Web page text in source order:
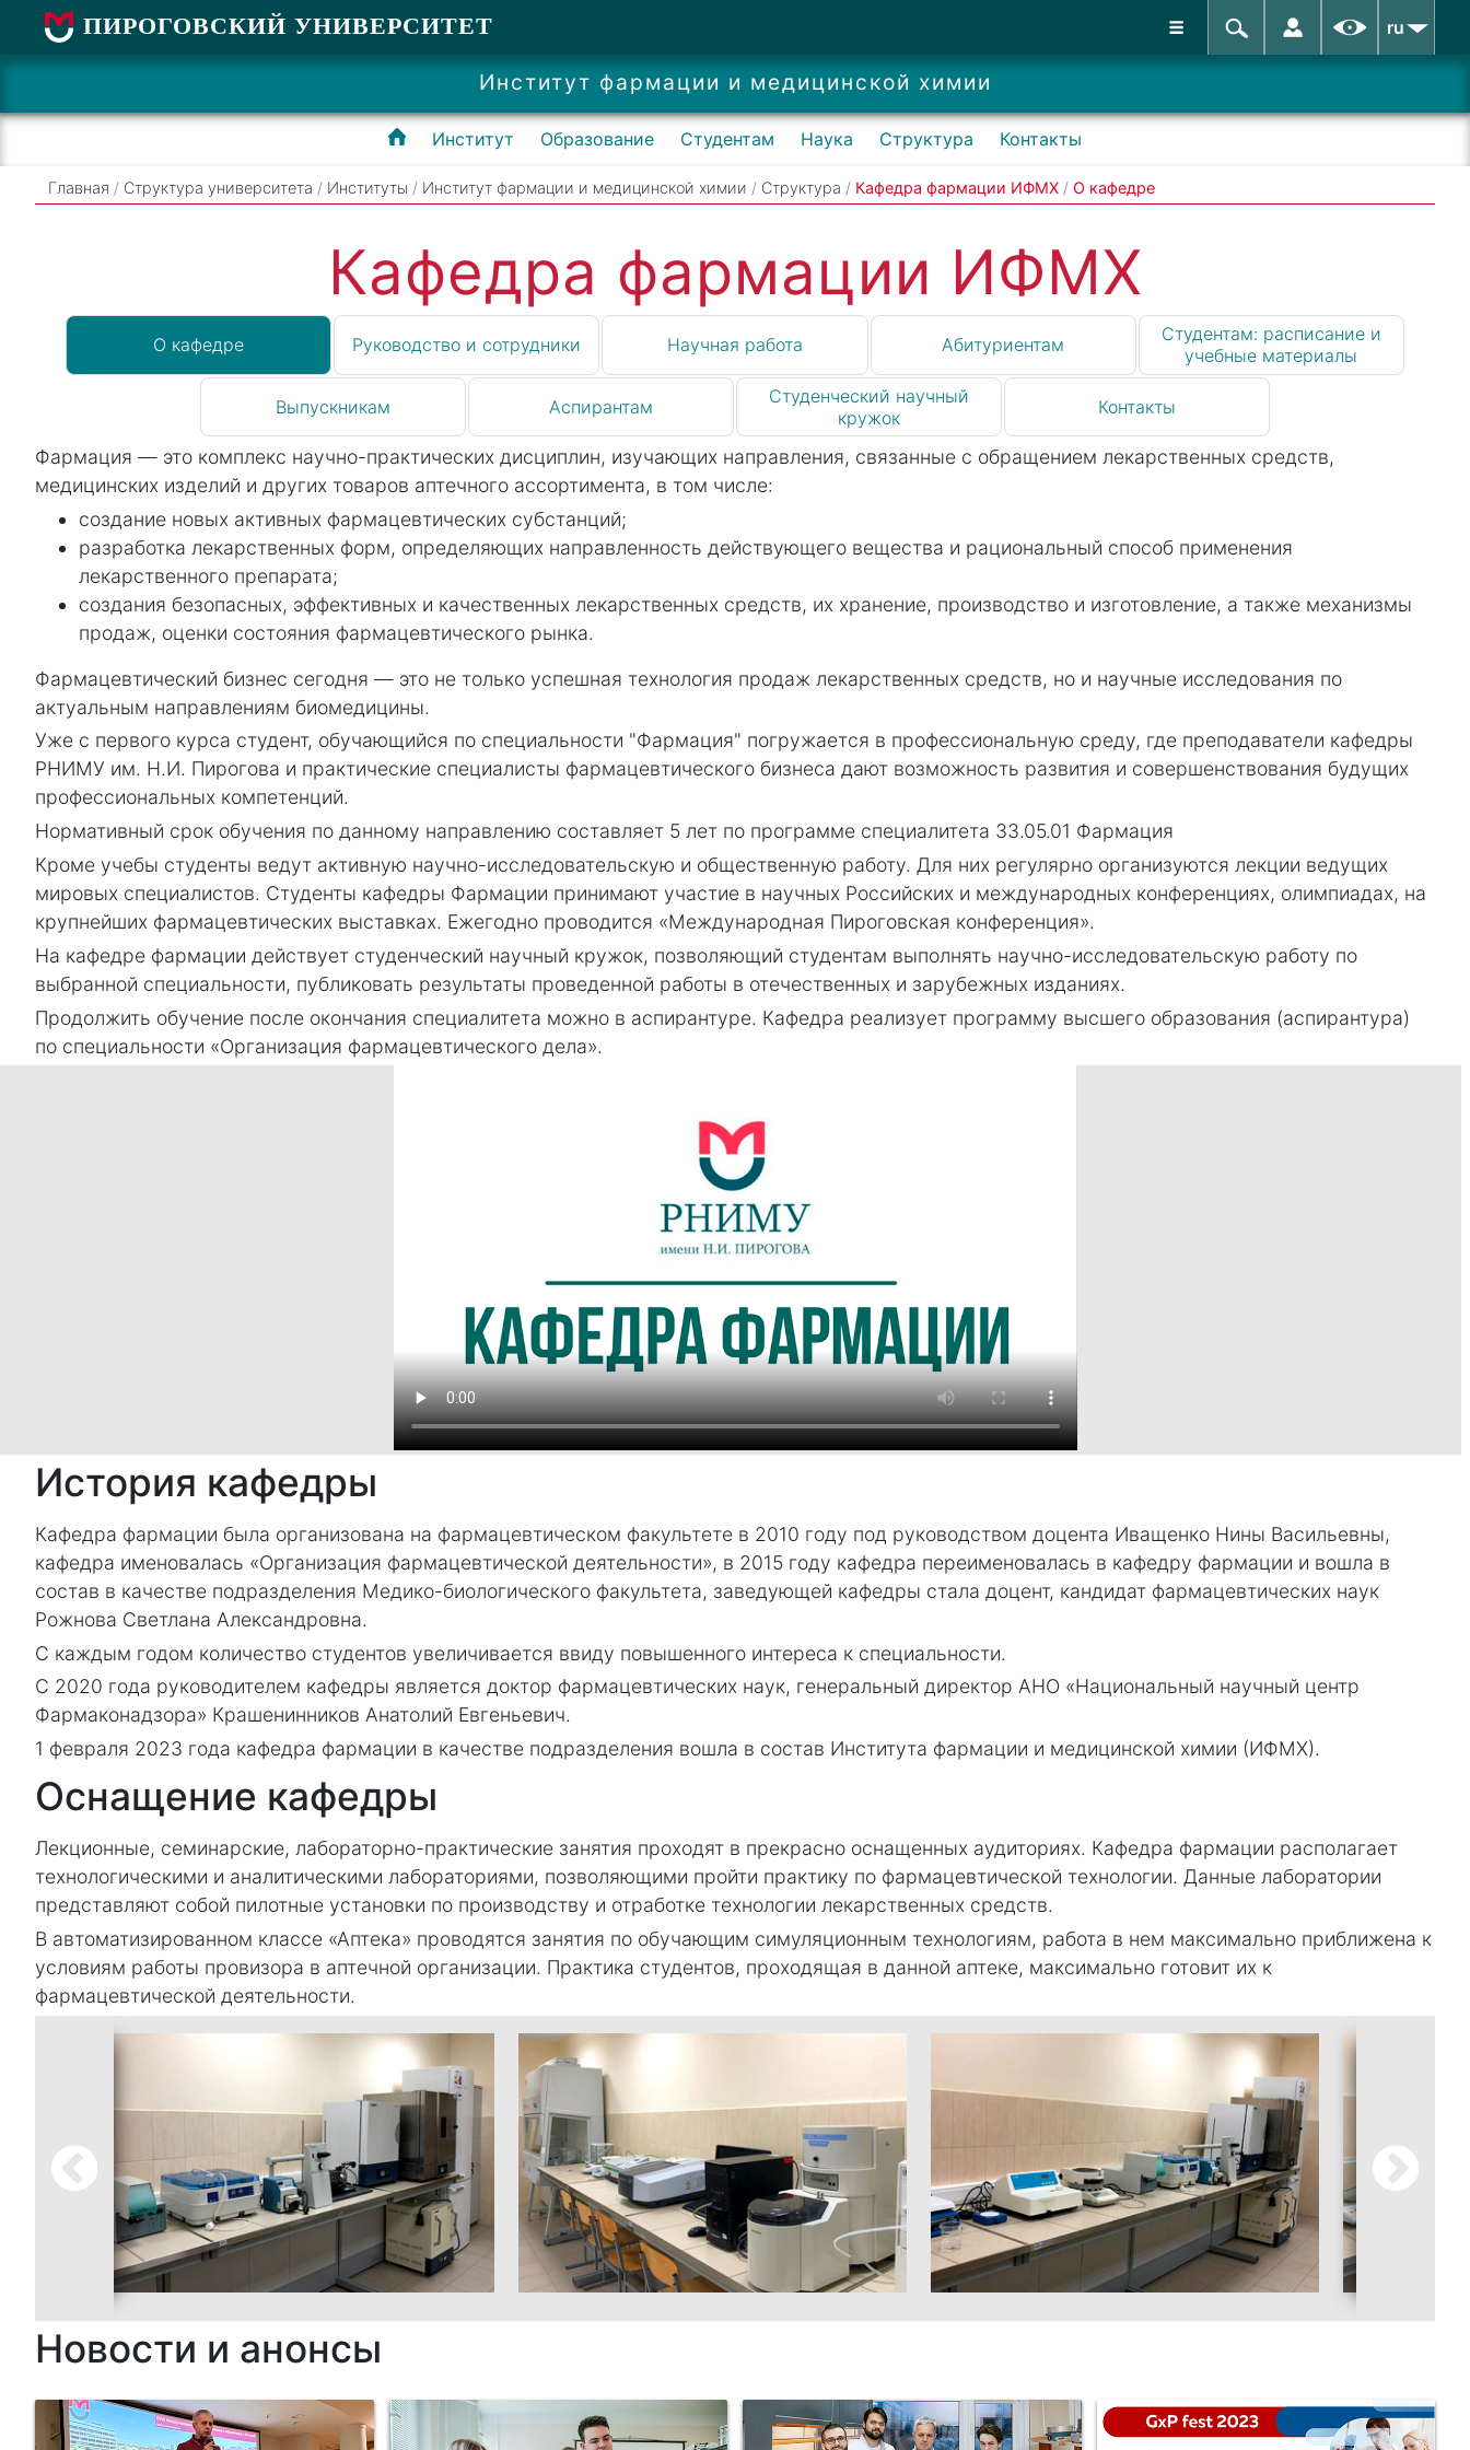
ПИРОГОВСКИЙ УНИВЕРСИТЕТ ru
Институт фармации и медицинской химии
Институт Образование Студентам Наука Структура Контакты
Главная / Структура университета / Институты / Институт фармации и медицинской химии / Структура / Кафедра фармации ИФМХ / О кафедре
Кафедра фармации ИФМХ
О кафедре Руководство и сотрудники Научная работа Абитуриентам
Студентам: расписание и
учебные материалы
Выпускникам Аспирантам
Студенческий научный
кружок
Контакты
Фармация — это комплекс научно-практических дисциплин, изучающих направления, связанные с обращением лекарственных средств,
медицинских изделий и других товаров аптечного ассортимента, в том числе:
создание новых активных фармацевтических субстанций;
разработка лекарственных форм, определяющих направленность действующего вещества и рациональный способ применения
лекарственного препарата;
создания безопасных, эффективных и качественных лекарственных средств, их хранение, производство и изготовление, а также механизмы
продаж, оценки состояния фармацевтического рынка.
Фармацевтический бизнес сегодня — это не только успешная технология продаж лекарственных средств, но и научные исследования по
актуальным направлениям биомедицины.
Уже с первого курса студент, обучающийся по специальности "Фармация" погружается в профессиональную среду, где преподаватели кафедры
РНИМУ им. Н.И. Пирогова и практические специалисты фармацевтического бизнеса дают возможность развития и совершенствования будущих
профессиональных компетенций.
Нормативный срок обучения по данному направлению составляет 5 лет по программе специалитета 33.05.01 Фармация
Кроме учебы студенты ведут активную научно-исследовательскую и общественную работу. Для них регулярно организуются лекции ведущих
мировых специалистов. Студенты кафедры Фармации принимают участие в научных Российских и международных конференциях, олимпиадах, на
крупнейших фармацевтических выставках. Ежегодно проводится «Международная Пироговская конференция».
На кафедре фармации действует студенческий научный кружок, позволяющий студентам выполнять научно-исследовательскую работу по
выбранной специальности, публиковать результаты проведенной работы в отечественных и зарубежных изданиях.
Продолжить обучение после окончания специалитета можно в аспирантуре. Кафедра реализует программу высшего образования (аспирантура)
по специальности «Организация фармацевтического дела».
История кафедры
Кафедра фармации была организована на фармацевтическом факультете в 2010 году под руководством доцента Иващенко Нины Васильевны,
кафедра именовалась «Организация фармацевтической деятельности», в 2015 году кафедра переименовалась в кафедру фармации и вошла в
состав в качестве подразделения Медико-биологического факультета, заведующей кафедры стала доцент, кандидат фармацевтических наук
Рожнова Светлана Александровна.
С каждым годом количество студентов увеличивается ввиду повышенного интереса к специальности.
С 2020 года руководителем кафедры является доктор фармацевтических наук, генеральный директор АНО «Национальный научный центр
Фармаконадзора» Крашенинников Анатолий Евгеньевич.
1 февраля 2023 года кафедра фармации в качестве подразделения вошла в состав Института фармации и медицинской химии (ИФМХ).
Оснащение кафедры
Лекционные, семинарские, лабораторно-практические занятия проходят в прекрасно оснащенных аудиториях. Кафедра фармации располагает
технологическими и аналитическими лабораториями, позволяющими пройти практику по фармацевтической технологии. Данные лаборатории
представляют собой пилотные установки по производству и отработке технологии лекарственных средств.
В автоматизированном классе «Аптека» проводятся занятия по обучающим симуляционным технологиям, работа в нем максимально приближена к
условиям работы провизора в аптечной организации. Практика студентов, проходящая в данной аптеке, максимально готовит их к
фармацевтической деятельности.
Новости и анонсы